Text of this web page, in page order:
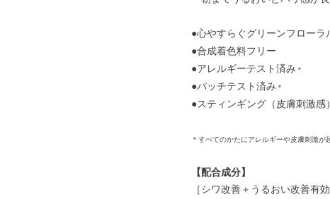
●心やすらぐグリーンフローラ
●合成着色料フリー
●アレルギーテスト済み ＊
●パッチテスト済み ＊
●スティンギング（皮膚刺激感
＊すべてのかたにアレルギーや皮膚刺激が
【配合成分】
［シワ改善＋うるおい改善有